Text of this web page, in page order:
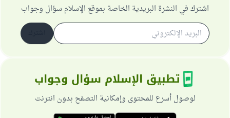
اشترك في النشرة البريدية الخاصة بموقع الإسلام سؤال وجواب
تطبيق الإسلام سؤال وجواب
لوصول أسرع للمحتوى وإمكانية التصفح بدون انترنت